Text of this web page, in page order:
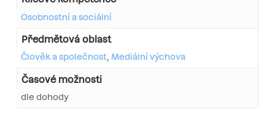
Osobnostní a sociální
Předmětová oblast
Člověk a společnost, Mediální výchova
Časové možnosti
dle dohody